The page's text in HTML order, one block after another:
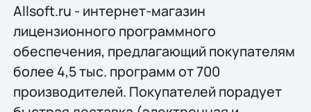
Allsoft.ru - интернет-магазин
лицензионного программного
обеспечения, предлагающий покупателям
более 4,5 тыс. программ от 700
производителей. Покупателей порадует